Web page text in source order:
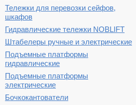
Тележки для перевозки сейфов,
шкафов
Гидравлические тележки NOBLIFT
Штабелеры ручные и электрические
Подъемные платформы
гидравлические
Подъемные платформы
электрические
Бочкокантователи